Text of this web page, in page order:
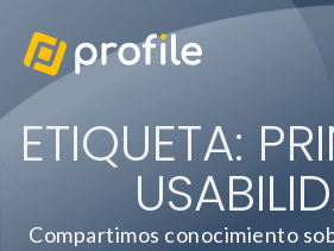
ETIQUETA:
Compartimos conocimiento